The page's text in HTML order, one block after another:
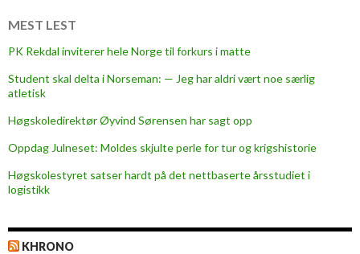
MEST LEST
PK Rekdal inviterer hele Norge til forkurs i matte
Student skal delta i Norseman: — Jeg har aldri vært noe særlig
atletisk
Høgskoledirektør Øyvind Sørensen har sagt opp
Oppdag Julneset: Moldes skjulte perle for tur og krigshistorie
Høgskolestyret satser hardt på det nettbaserte årsstudiet i
logistikk
KHRONO